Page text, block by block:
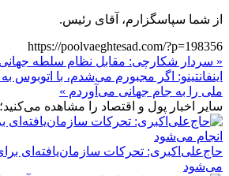
از شما سپاسگزارم، آقای رئیس.
https://poolvaeghtesad.com/?p=198356
« سردار شکارچی: مقابل نظام سلطه جهانی
اینفانتینو: اگر مجبورم می‌شدم، با اتوبوس
ملی را به جام جهانی می‌آوردم »
سایر اخبار پول و اقتصاد را مشاهده می‌کنید؛
حاج‌علی‌اکبری: تحرکات سازمان‌یافته‌ای
می‌شود